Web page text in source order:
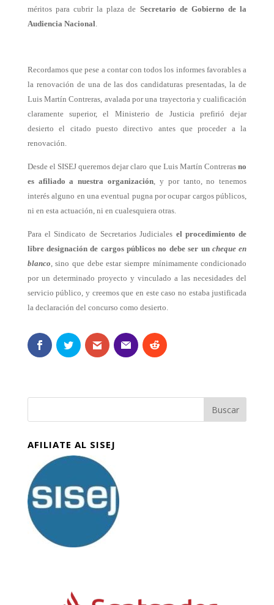
méritos para cubrir la plaza de Secretario de Gobierno de la
Audiencia Nacional.
Recordamos que pese a contar con todos los informes favorables a
la renovación de una de las dos candidaturas presentadas, la de
Luis Martín Contreras, avalada por una trayectoria y cualificación
claramente superior, el Ministerio de Justicia prefirió dejar
desierto el citado puesto directivo antes que proceder a la
renovación.
Desde el SISEJ queremos dejar claro que Luis Martín Contrerasno
es afiliado a nuestra organización, y por tanto, no tenemos
interés alguno en una eventual pugna por ocupar cargos públicos,
ni en esta actuación, ni en cualesquiera otras.
Para el Sindicato de Secretarios Judiciales el procedimiento de
libre designación de cargos públicos no debe ser un cheque en
blanco, sino que debe estar siempre mínimamente condicionado
por un determinado proyecto y vinculado a las necesidades del
servicio público, y creemos que en este caso no estaba justificada
la declaración del concurso como desierto.
AFILIATE AL SISEJ